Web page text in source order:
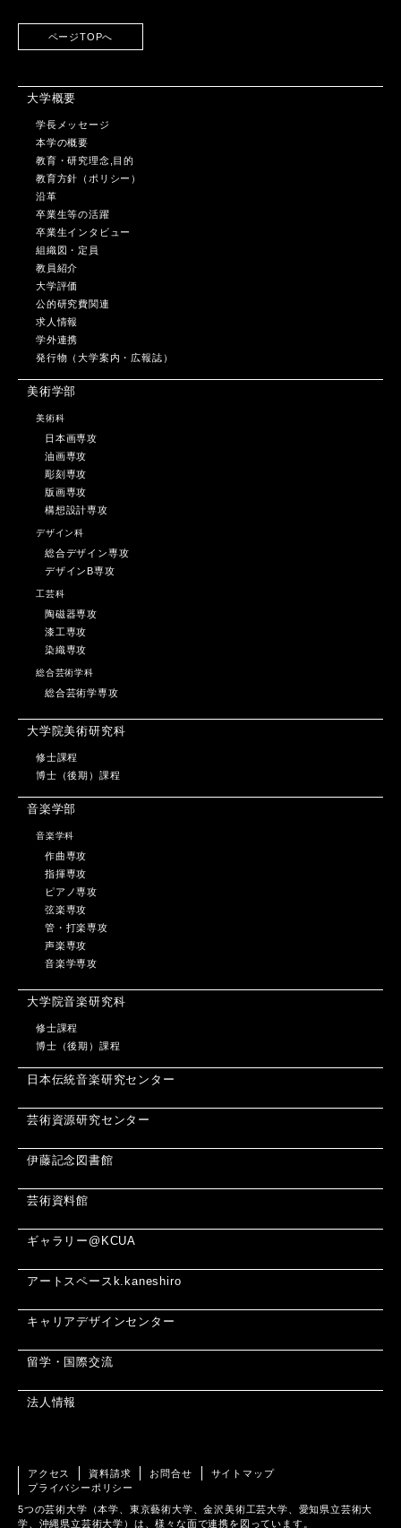
ページTOPへ
大学概要
学長メッセージ
本学の概要
教育・研究理念,目的
教育方針（ポリシー）
沿革
卒業生等の活躍
卒業生インタビュー
組織図・定員
教員紹介
大学評価
公的研究費関連
求人情報
学外連携
発行物（大学案内・広報誌）
美術学部
美術科
日本画専攻
油画専攻
彫刻専攻
版画専攻
構想設計専攻
デザイン科
総合デザイン専攻
デザインB専攻
工芸科
陶磁器専攻
漆工専攻
染織専攻
総合芸術学科
総合芸術学専攻
大学院美術研究科
修士課程
博士（後期）課程
音楽学部
音楽学科
作曲専攻
指揮専攻
ピアノ専攻
弦楽専攻
管・打楽専攻
声楽専攻
音楽学専攻
大学院音楽研究科
修士課程
博士（後期）課程
日本伝統音楽研究センター
芸術資源研究センター
伊藤記念図書館
芸術資料館
ギャラリー@KCUA
アートスペースk.kaneshiro
キャリアデザインセンター
留学・国際交流
法人情報
アクセス 資料請求 お問合せ
サイトマップ
プライバシーポリシー
5つの芸術大学（本学、東京藝術大学、金沢美術工芸大学、愛知県立芸術大
学、沖縄県立芸術大学）は、様々な面で連携を図っています。